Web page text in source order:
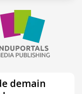
demain